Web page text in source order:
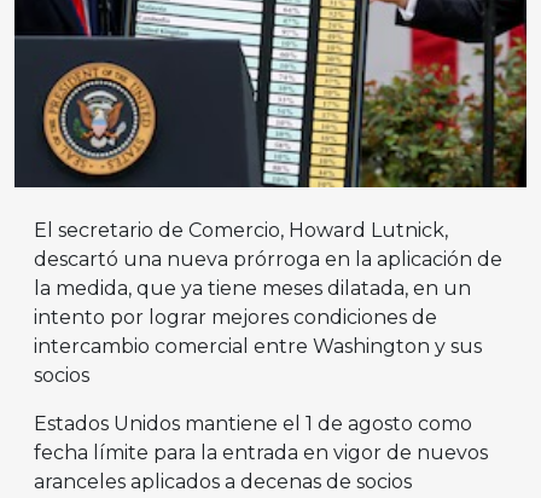
El secretario de Comercio, Howard Lutnick,
descartó una nueva prórroga en la aplicación de
la medida, que ya tiene meses dilatada, en un
intento por lograr mejores condiciones de
intercambio comercial entre Washington y sus
socios
Estados Unidos mantiene el 1 de agosto como
fecha límite para la entrada en vigor de nuevos
aranceles aplicados a decenas de socios